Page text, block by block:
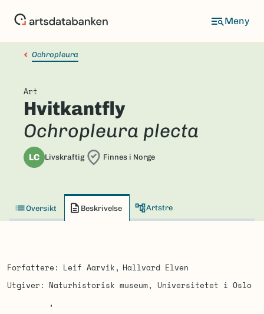
Ochropleura
Art
Hvitkantfly
Ochropleura plecta
LC Livskraftig Finnes i Norge
Oversikt Beskrivelse Artstre
Forfattere Leif Aarvik
Hallvard Elven
Utgiver
Naturhistorisk museum, Universitetet i Oslo